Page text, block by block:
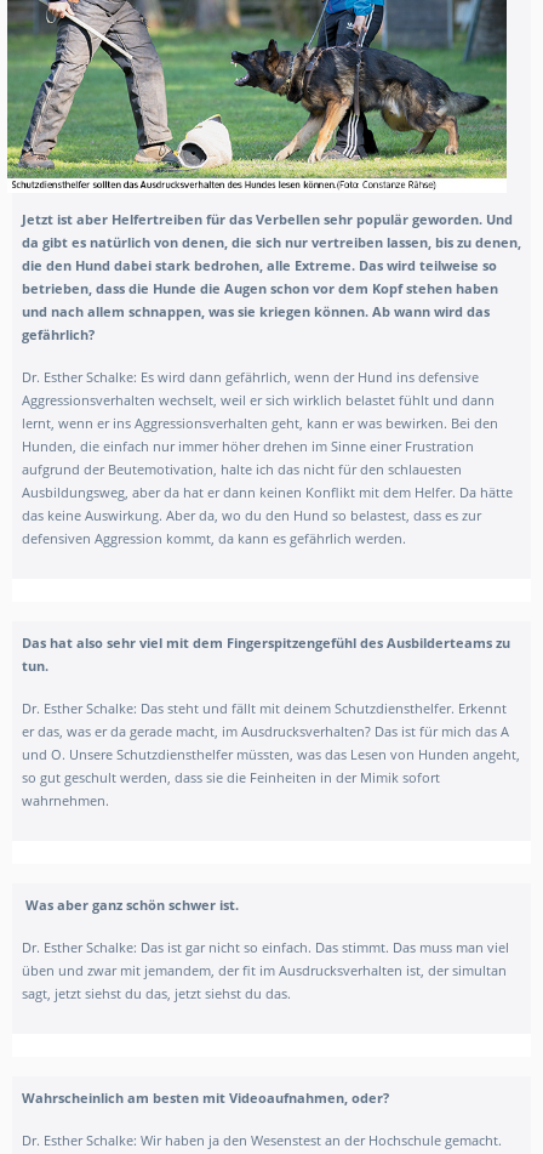
Jetzt ist aber Helfertreiben für das Verbellen sehr populär geworden. Und
da gibt es natürlich von denen, die sich nur vertreiben lassen, bis zu denen,
die den Hund dabei stark bedrohen, alle Extreme. Das wird teilweise so
betrieben, dass die Hunde die Augen schon vor dem Kopf stehen haben
und nach allem schnappen, was sie kriegen können. Ab wann wird das
gefährlich?
Dr. Esther Schalke: Es wird dann gefährlich, wenn der Hund ins defensive
Aggressionsverhalten wechselt, weil er sich wirklich belastet fühlt und dann
lernt, wenn er ins Aggressionsverhalten geht, kann er was bewirken. Bei den
Hunden, die einfach nur immer höher drehen im Sinne einer Frustration
aufgrund der Beutemotivation, halte ich das nicht für den schlauesten
Ausbildungsweg, aber da hat er dann keinen Konflikt mit dem Helfer. Da hätte
das keine Auswirkung. Aber da, wo du den Hund so belastest, dass es zur
defensiven Aggression kommt, da kann es gefährlich werden.
Das hat also sehr viel mit dem Fingerspitzengefühl des Ausbilderteams zu
tun.
Dr. Esther Schalke: Das steht und fällt mit deinem Schutzdiensthelfer. Erkennt
er das, was er da gerade macht, im Ausdrucksverhalten? Das ist für mich das A
und O. Unsere Schutzdiensthelfer müssten, was das Lesen von Hunden angeht,
so gut geschult werden, dass sie die Feinheiten in der Mimik sofort
wahrnehmen.
Was aber ganz schön schwer ist.
Dr. Esther Schalke: Das ist gar nicht so einfach. Das stimmt. Das muss man viel
üben und zwar mit jemandem, der fit im Ausdrucksverhalten ist, der simultan
sagt, jetzt siehst du das, jetzt siehst du das.
Wahrscheinlich am besten mit Videoaufnahmen, oder?
Dr. Esther Schalke: Wir haben ja den Wesenstest an der Hochschule gemacht.